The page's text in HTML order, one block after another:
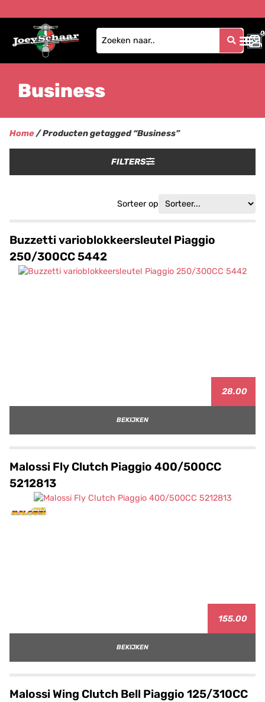
0
0
Business
Home/ Producten getagged “Business”
FILTERS
Sorteer op
Buzzetti varioblokkeersleutel Piaggio
250/300CC 5442
28.00
BEKIJKEN
Malossi Fly Clutch Piaggio 400/500CC
5212813
155.00
BEKIJKEN
Malossi Wing Clutch Bell Piaggio 125/310CC